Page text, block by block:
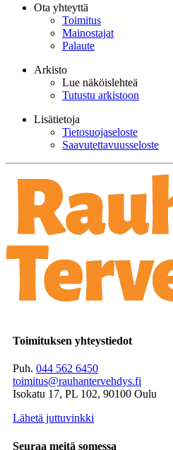
Ota yhteyttä
Toimitus
Mainostajat
Palaute
Arkisto
Lue näköislehteä
Tutustu arkistoon
Lisätietoja
Tietosuojaseloste
Saavutettavuusseloste
Toimituksen yhteystiedot
Puh. 044 562 6450
toimitus@rauhantervehdys.fi
Isokatu 17, PL 102, 90100 Oulu
Lähetä juttuvinkki
Seuraa meitä somessa